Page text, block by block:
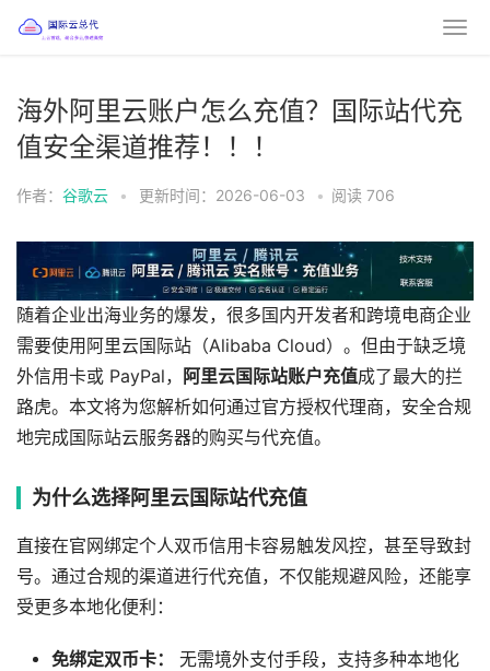
海外阿里云账户怎么充值？国际站代充
值安全渠道推荐！！！
作者： 谷歌云 • 更新时间：2026-06-03 • 阅读 706
随着企业出海业务的爆发，很多国内开发者和跨境电商企业
需要使用阿里云国际站（Alibaba Cloud）。但由于缺乏境
外信用卡或 PayPal，
阿里云国际站账户充值成了最大的拦
路虎。本文将为您解析如何通过官方授权代理商，安全合规
地完成国际站云服务器的购买与代充值。
为什么选择阿里云国际站代充值
直接在官网绑定个人双币信用卡容易触发风控，甚至导致封
号。通过合规的渠道进行代充值，不仅能规避风险，还能享
受更多本地化便利：
免绑定双币卡：
无需境外支付手段，支持多种本地化